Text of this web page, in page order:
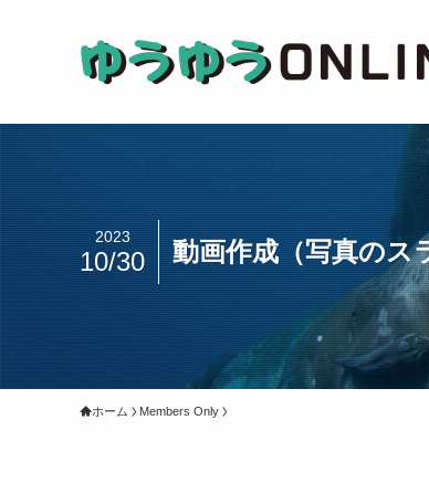
動画作成（写真のス
2023
10/30
ホーム Members Only